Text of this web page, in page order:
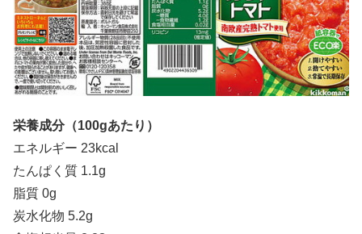
栄養成分（100gあたり）
エネルギー 23kcal
たんぱく質 1.1g
脂質 0g
炭水化物 5.2g